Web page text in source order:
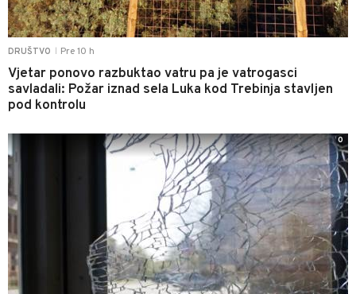
DRUŠTVO Pre 10 h
Vjetar ponovo razbuktao vatru pa je vatrogasci
savladali: Požar iznad sela Luka kod Trebinja stavljen
pod kontrolu
0